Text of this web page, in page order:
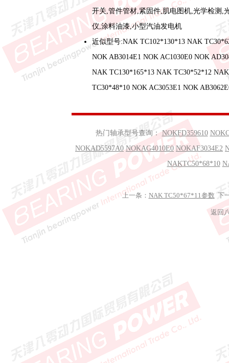
开关,管件管材,紧固件,肌电图机,光学检测,
仪,涂料油漆,小型汽油发电机
近似型号:NAK TC102*130*13 NAK
NOK AB3014E1 NOK AC1030E0 NOK
NAK TC130*165*13 NAK TC30*52*12 NAK
TC30*48*10 NOK AC3053E1 NOK
热门轴承型号查询：NOKFD359610
NOKAD5597A0 NOKAG4010E0 NOKAF3034E2
NAKTC50*68*10
上一条： NAK TC50*67*11参数 下
返回